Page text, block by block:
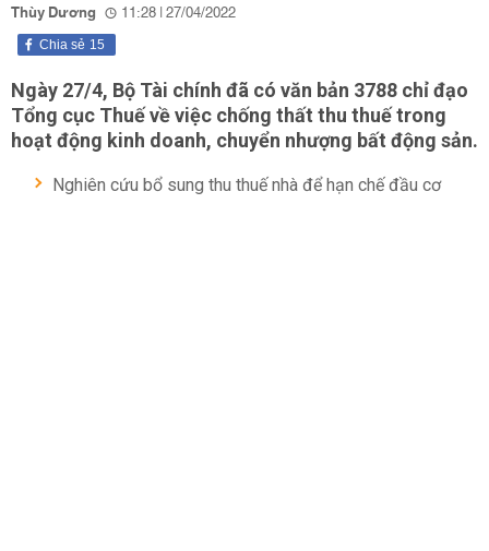
Thùy Dương 11:28 | 27/04/2022
15
Chia sẻ
Ngày 27/4, Bộ Tài chính đã có văn bản 3788 chỉ đạo
Tổng cục Thuế về việc chống thất thu thuế trong
hoạt động kinh doanh, chuyển nhượng bất động sản.
Nghiên cứu bổ sung thu thuế nhà để hạn chế đầu cơ